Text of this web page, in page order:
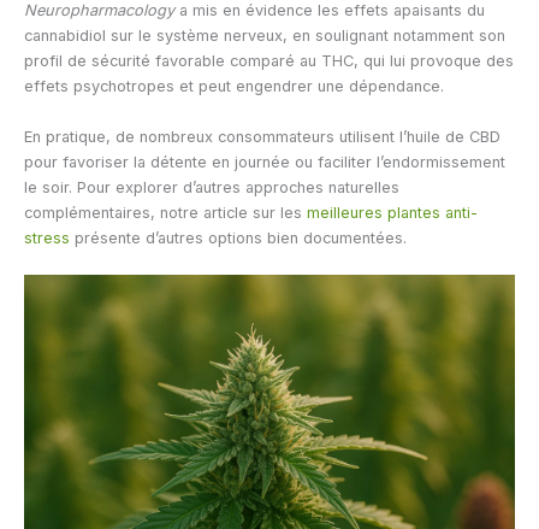
Neuropharmacologya mis en évidence les effets apaisants du
cannabidiol sur le système nerveux, en soulignant notamment son
profil de sécurité favorable comparé au THC, qui lui provoque des
effets psychotropes et peut engendrer une dépendance.
En pratique, de nombreux consommateurs utilisent l’huile de CBD
pour favoriser la détente en journée ou faciliter l’endormissement
le soir. Pour explorer d’autres approches naturelles
complémentaires, notre article sur les meilleures plantes anti-
stress présente d’autres options bien documentées.